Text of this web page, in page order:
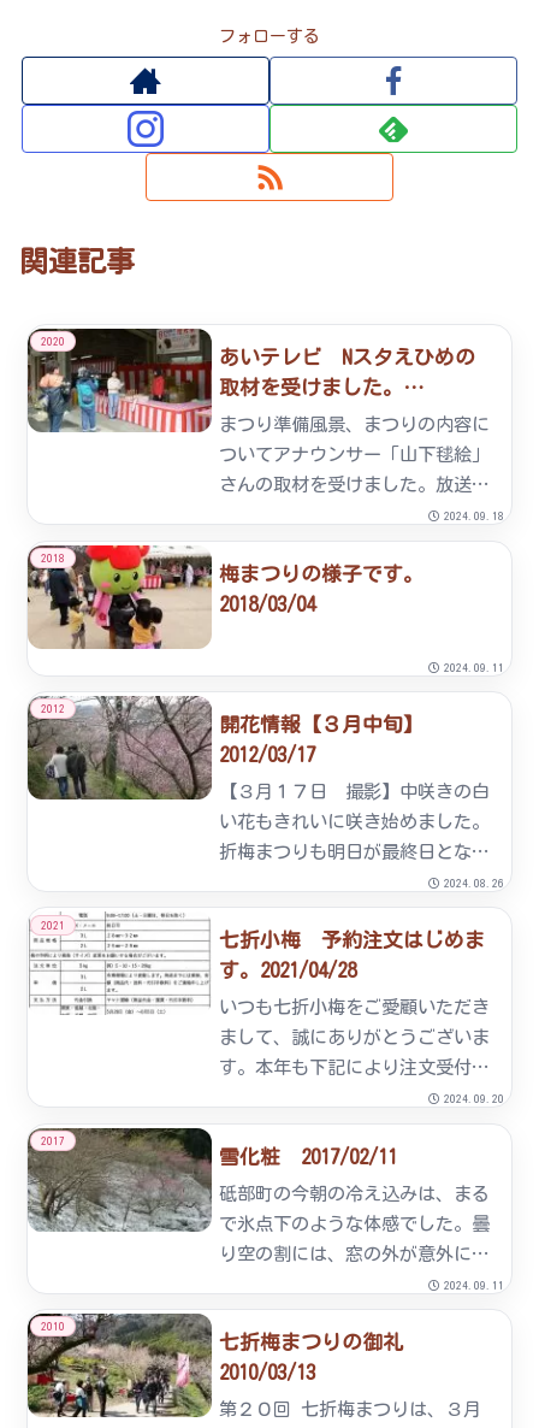
フォローする
関連記事
2020
あいテレビ Nスタえひめの
取材を受けました。
2020/02/16
まつり準備風景、まつりの内容に
ついてアナウンサー「山下毬絵」
さんの取材を受けました。放送は
2月19日（水）午後6時15分から
のあいテレビ「Nスタえひめ」の
番組内で特集放映されます。
2024.09.18
2018
梅まつりの様子です。
2018/03/04
2024.09.11
2012
開花情報【３月中旬】
2012/03/17
【３月１７日 撮影】中咲きの白
い花もきれいに咲き始めました。
折梅まつりも明日が最終日となり
ました。お天気が心配されます
が、皆様ぜひお越しください。
【３月１５日 撮影】【３月１３
日 午後撮影】 【３月１３日
午前撮影】
2024.08.26
2021
七折小梅 予約注文はじめま
す。2021/04/28
いつも七折小梅をご愛顧いただき
まして、誠にありがとうございま
す。本年も下記により注文受付い
たします。注文書の様式です。
umetyuumonnsyo-honnninnダウ
ンロード贈答用注文書の様式で
す。umetyuumonnsyo-zouto...
2024.09.20
2017
雪化粧 2017/02/11
砥部町の今朝の冷え込みは、まる
で氷点下のような体感でした。曇
り空の割には、窓の外が意外に明
るい原因は雪化粧でした。辺り一
面、うっすらと雪で覆われていま
した。本日、10時頃の梅園です。
2024.09.11
2010
七折梅まつりの御礼
2010/03/13
第２０回 七折梅まつりは、３月